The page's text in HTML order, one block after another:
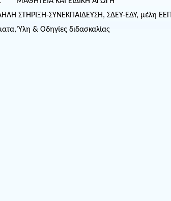
ΣΤΗΡΙΞΗ-ΣΥΝΕΚΠΑΙΔΕΥΣΗ, ΣΔΕΥ-ΕΔΥ, μέλη ΕΕΠ
Ύλη & Οδηγίες διδασκαλίας